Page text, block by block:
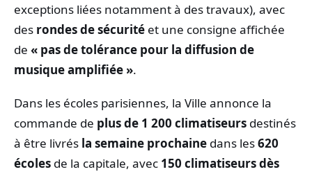
exceptions liées notamment à des travaux), avec
des rondes de sécurité et une consigne affichée
de « pas de tolérance pour la diffusion de
musique amplifiée ».
Dans les écoles parisiennes, la Ville annonce la
commande de plus de 1 200 climatiseurs destinés
à être livrés la semaine prochaine dans les620
écoles de la capitale, avec 150 climatiseurs dès